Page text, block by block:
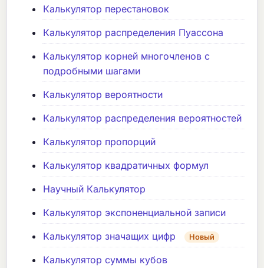
Калькулятор перестановок
Калькулятор распределения Пуассона
Калькулятор корней многочленов с
подробными шагами
Калькулятор вероятности
Калькулятор распределения вероятностей
Калькулятор пропорций
Калькулятор квадратичных формул
Научный Калькулятор
Калькулятор экспоненциальной записи
Калькулятор значащих цифр
Новый
Калькулятор суммы кубов